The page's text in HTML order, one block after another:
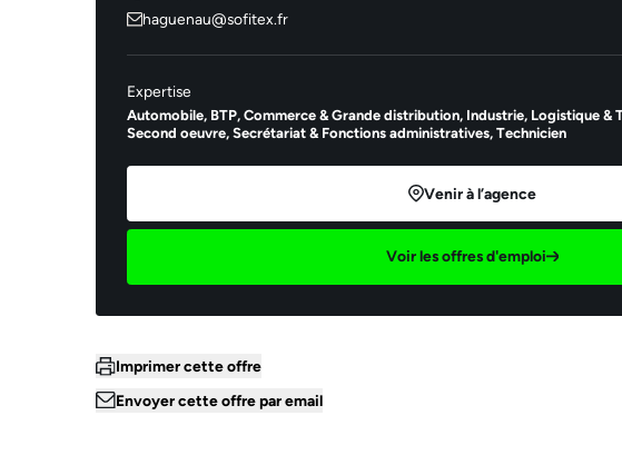
haguenau@sofitex.fr
Expertise
Automobile, BTP, Commerce & Grande distribution, Industrie, Logistique &
Second oeuvre, Secrétariat & Fonctions administratives, Technicien
Venir à l’agence
Voir les offres d'emploi
Imprimer cette offre
Envoyer cette offre par email